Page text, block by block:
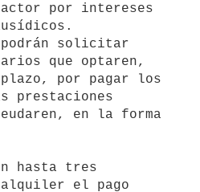
por intereses
que optaren,
por pagar los
prestaciones
en la forma
hasta tres
alquiler el pago